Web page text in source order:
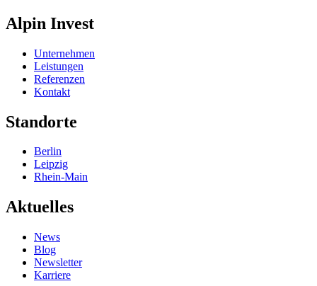
Alpin Invest
Unternehmen
Leistungen
Referenzen
Kontakt
Standorte
Berlin
Leipzig
Rhein-Main
Aktuelles
News
Blog
Newsletter
Karriere